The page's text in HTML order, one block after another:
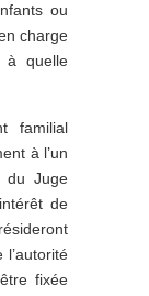
ou
charge
à quelle
familial
à l’un
du Juge
de
fixée